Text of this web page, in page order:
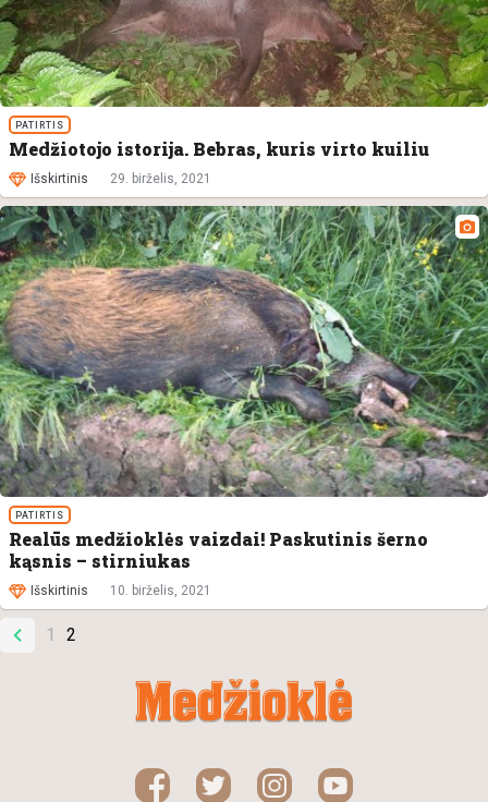
PATIRTIS
Medžiotojo istorija. Bebras, kuris virto kuiliu
Išskirtinis 29. birželis, 2021
PATIRTIS
Realūs medžioklės vaizdai! Paskutinis šerno
kąsnis – stirniukas
Išskirtinis 10. birželis, 2021
1 2